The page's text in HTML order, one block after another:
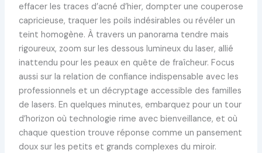
effacer les traces d’acné d’hier, dompter une couperose
capricieuse, traquer les poils indésirables ou révéler un
teint homogène. À travers un panorama tendre mais
rigoureux, zoom sur les dessous lumineux du laser, allié
inattendu pour les peaux en quête de fraîcheur. Focus
aussi sur la relation de confiance indispensable avec les
professionnels et un décryptage accessible des familles
de lasers. En quelques minutes, embarquez pour un tour
d’horizon où technologie rime avec bienveillance, et où
chaque question trouve réponse comme un pansement
doux sur les petits et grands complexes du miroir.